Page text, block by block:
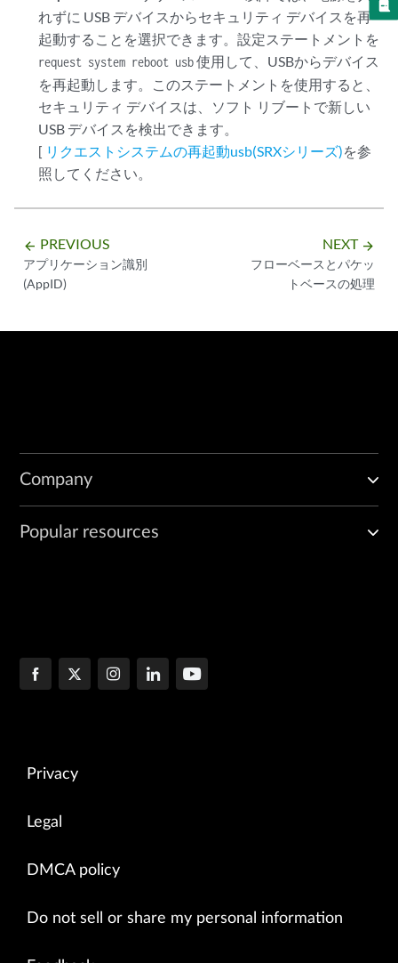
れずに USB デバイスからセキュリティ デバイスを再
起動することを選択できます。設定ステートメントを
request system reboot usb使用して、USBからデバイス
を再起動します。このステートメントを使用すると、
セキュリティ デバイスは、ソフト リブートで新しい
USB デバイスを検出できます。
[ リクエストシステムの再起動usb(SRXシリーズ)を参
照してください。
arrow_backward PREVIOUS
アプリケーション識別
(AppID)
NEXT arrow_forward
フローベースとパケッ
トベースの処理
Company
Popular resources
Privacy
Legal
DMCA policy
Do not sell or share my personal information